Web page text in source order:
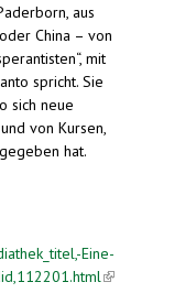
aus
China – von
mit
spricht. Sie
sich neue
von Kursen,
hat.
Eine-
(link is